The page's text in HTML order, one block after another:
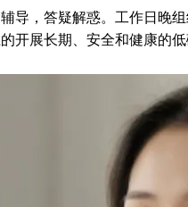
导，答疑解惑。工作日晚
开展长期、安全和健康的低